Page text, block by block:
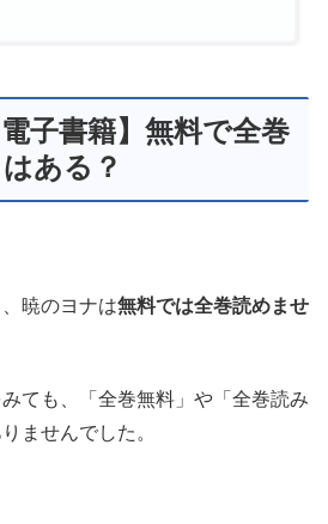
電子書籍】無料で全巻
ある？
暁のヨナは無料では全巻読めませ
ても、「全巻無料」や「全巻読み
ませんでした。